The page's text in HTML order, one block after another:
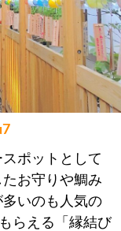
ポットとして
お守りや鯛み
いのも人気の
らえる「縁結び